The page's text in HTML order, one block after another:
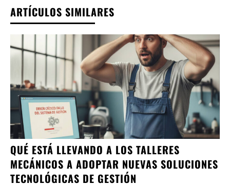
ARTÍCULOS SIMILARES
QUÉ ESTÁ LLEVANDO A LOS TALLERES
MECÁNICOS A ADOPTAR NUEVAS SOLUCIONES
TECNOLÓGICAS DE GESTIÓN